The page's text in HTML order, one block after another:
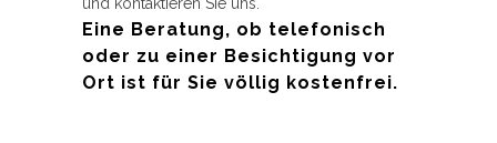
Eine Beratung, ob telefonisch
oder zu einer Besichtigung vor
Ort ist für Sie völlig kostenfrei.